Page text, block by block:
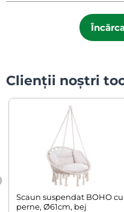
Clienții noștri
Scaun suspendat BOHO cu
perne, Ø61cm, bej